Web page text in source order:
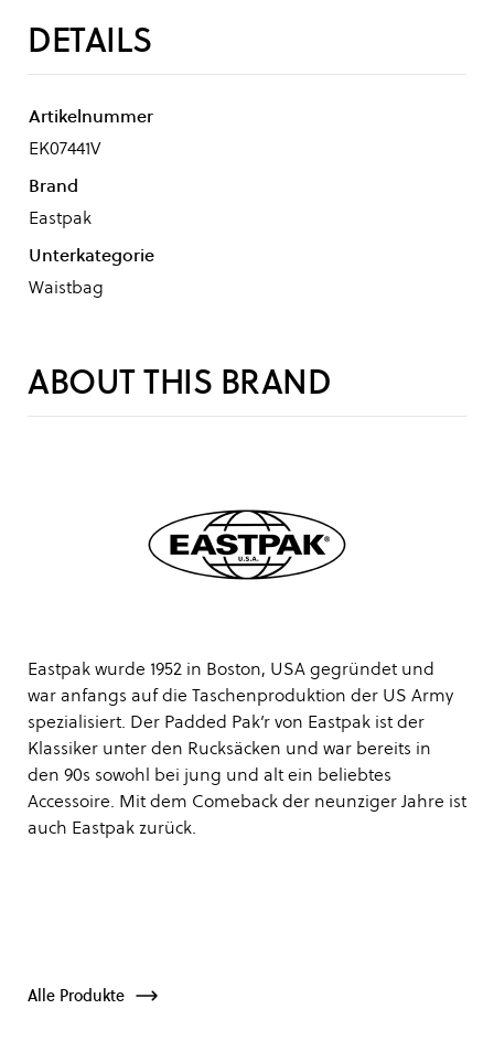
DETAILS
Artikelnummer
EK07441V
Brand
Eastpak
Unterkategorie
Waistbag
ABOUT THIS BRAND
Eastpak wurde 1952 in Boston, USA gegründet und
war anfangs auf die Taschenproduktion der US Army
spezialisiert. Der Padded Pak’r von Eastpak ist der
Klassiker unter den Rucksäcken und war bereits in
den 90s sowohl bei jung und alt ein beliebtes
Accessoire. Mit dem Comeback der neunziger Jahre ist
auch Eastpak zurück.
Alle Produkte